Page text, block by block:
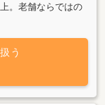
。老舗ならではの
う